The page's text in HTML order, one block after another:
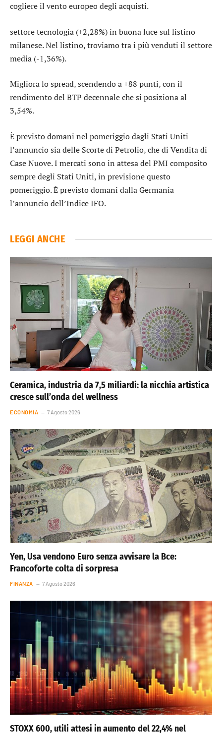
cogliere il vento europeo degli acquisti.
settoretecnologia (+2,28%) in buona luce sul listino
milanese. Nel listino, troviamo tra i più venduti il settore
media (-1,36%).
Migliora lospread, scendendo a +88 punti, con il
rendimento del BTP decennale che si posiziona al
3,54%.
È previsto domani nel pomeriggio dagli Stati Uniti
l’annuncio sia delle Scorte di Petrolio, che di Vendita di
Case Nuove. I mercati sono in attesa del PMI composito
sempre degli Stati Uniti, in previsione questo
pomeriggio. È previsto domani dalla Germania
l’annuncio dell’Indice IFO.
LEGGI ANCHE
Ceramica, industria da 7,5 miliardi: la nicchia artistica
cresce sull’onda del wellness
ECONOMIA 7 Agosto 2026
Yen, Usa vendono Euro senza avvisare la Bce:
Francoforte colta di sorpresa
FINANZA 7 Agosto 2026
STOXX 600, utili attesi in aumento del 22,4% nel